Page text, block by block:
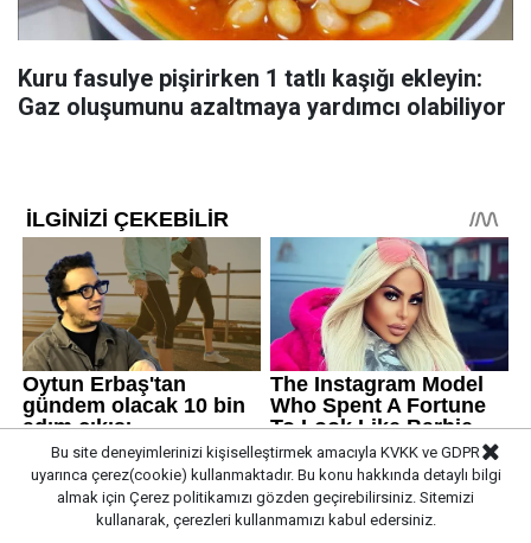
Kuru fasulye pişirirken 1 tatlı kaşığı ekleyin:
Gaz oluşumunu azaltmaya yardımcı olabiliyor
Bu site deneyimlerinizi kişiselleştirmek amacıyla KVKK ve GDPR
uyarınca çerez(cookie) kullanmaktadır. Bu konu hakkında detaylı bilgi
almak için Çerez politikamızı gözden geçirebilirsiniz. Sitemizi
kullanarak, çerezleri kullanmamızı kabul edersiniz.